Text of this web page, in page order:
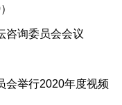
咨询委员会会议
会举行2020年度视频